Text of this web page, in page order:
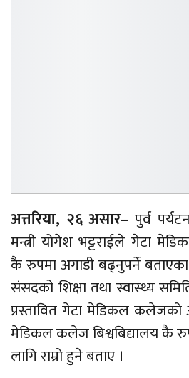
अत्तरिया, २६ असार– पुर्व
मन्त्री योगेश भट्टराईले गेटा
कै रुपमा अगाडी बढ्नुपर्ने
संसदको शिक्षा तथा स्वास्थ्य
प्रस्तावित गेटा मेडिकल
मेडिकल कलेज बिश्वबिद्यालय कै
लागि राम्रो हुने बताए ।